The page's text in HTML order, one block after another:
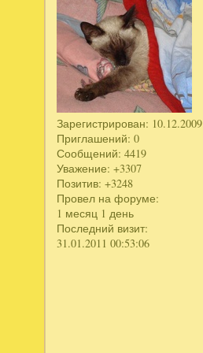
Зарегистрирован: 10.12.2009
Приглашений: 0
Сообщений: 4419
Уважение: +3307
Позитив: +3248
Провел на форуме:
1 месяц 1 день
Последний визит:
31.01.2011 00:53:06